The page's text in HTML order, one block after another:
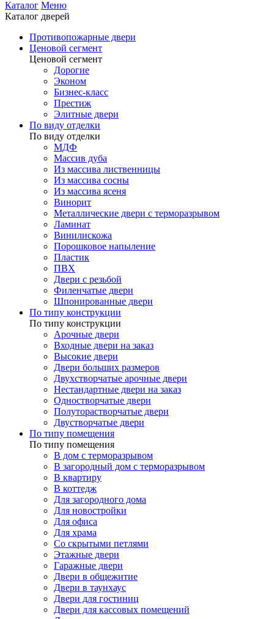
Каталог Меню
Каталог дверей
Противопожарные двери
Ценовой сегмент
Ценовой сегмент
Дорогие
Эконом
Бизнес-класс
Престиж
Элитные двери
По виду отделки
По виду отделки
МДФ
Массив дуба
Из массива лиственницы
Из массива сосны
Из массива ясеня
Винорит
Металлические двери с терморазрывом
Ламинат
Винилискожа
Порошковое напыление
Пластик
ПВХ
Двери с резьбой
Филенчатые двери
Шпонированные двери
По типу конструкции
По типу конструкции
Арочные двери
Входные двери на заказ
Высокие двери
Двери больших размеров
Двухстворчатые арочные двери
Нестандартные двери на заказ
Одностворчатые двери
Полуторастворчатые двери
Двустворчатые двери
По типу помещения
По типу помещения
В дом с терморазрывом
В загородный дом с терморазрывом
В квартиру
В коттедж
Для загородного дома
Для новостройки
Для офиса
Для храма
Со скрытыми петлями
Этажные двери
Гаражные двери
Двери в общежитие
Двери в таунхаус
Двери для гостиниц
Двери для кассовых помещений